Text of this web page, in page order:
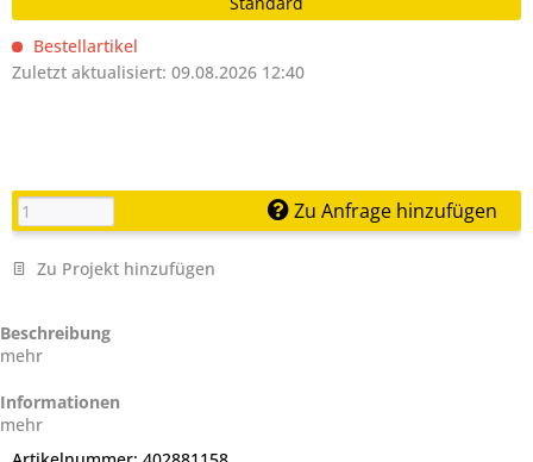
Bestellartikel
Zuletzt aktualisiert: 09.08.2026 12:40
Zu Anfrage hinzufügen
Zu Projekt hinzufügen
Beschreibung
mehr
Informationen
mehr